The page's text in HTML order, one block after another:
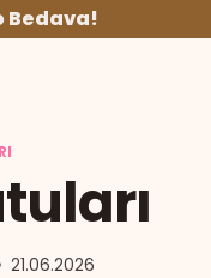
Bedava!
21.06.2026